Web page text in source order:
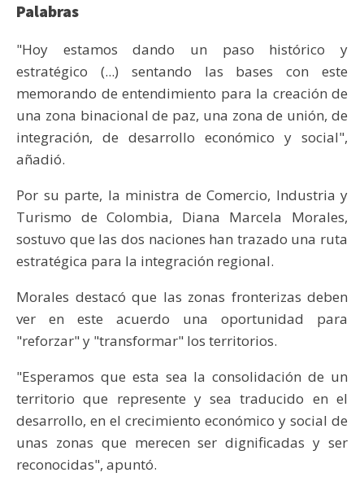
Palabras
"Hoy estamos dando un paso histórico y
estratégico (...) sentando las bases con este
memorando de entendimiento para la creación de
una zona binacional de paz, una zona de unión, de
integración, de desarrollo económico y social",
añadió.
Por su parte, la ministra de Comercio, Industria y
Turismo de Colombia, Diana Marcela Morales,
sostuvo que las dos naciones han trazado una ruta
estratégica para la integración regional.
Morales destacó que las zonas fronterizas deben
ver en este acuerdo una oportunidad para
"reforzar" y "transformar" los territorios.
"Esperamos que esta sea la consolidación de un
territorio que represente y sea traducido en el
desarrollo, en el crecimiento económico y social de
unas zonas que merecen ser dignificadas y ser
reconocidas", apuntó.